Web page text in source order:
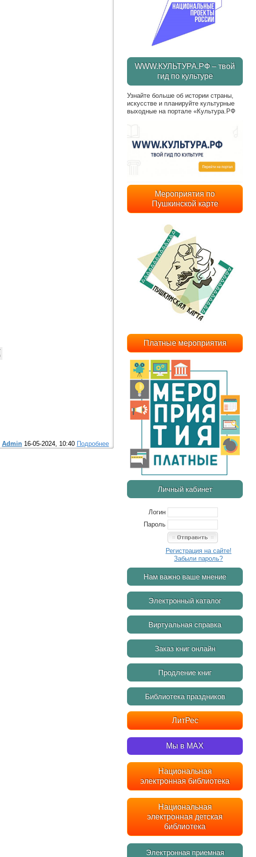
Admin16-05-2024, 10:40 Подробнее
WWW.КУЛЬТУРА.РФ – твой
гид по культуре
Узнайте больше об истории страны,
искусстве и планируйте культурные
выходные на портале «Культура.РФ
Мероприятия по
Пушкинской карте
Платные мероприятия
Личный кабинет
Логин
Пароль
Регистрация на сайте!
Забыли пароль?
Нам важно ваше мнение
Электронный каталог
Виртуальная справка
Заказ книг онлайн
Продление книг
Библиотека праздников
ЛитРес
Мы в MAX
Национальная
электронная библиотека
Национальная
электронная детская
библиотека
Электронная приемная